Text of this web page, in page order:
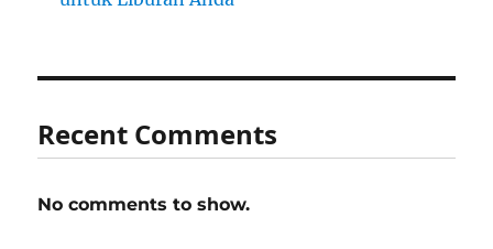
Recent Comments
No comments to show.